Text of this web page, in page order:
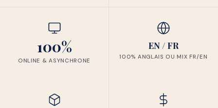
100%
ONLINE & ASYNCHRONE
EN / FR
100% ANGLAIS OU MIX FR/EN